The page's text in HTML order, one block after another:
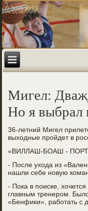
Мигел:
Но я выбрал
36-летний Мигел
выходные пройдет в
«ВИЛЛАШ-БОАШ -
- После ухода из
нашли себе новую
- Пока в поиске,
главным тренером.
«Бенфики», работать с